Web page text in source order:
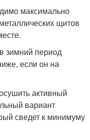
максимально
щитов
зимний период
если он на
активный
вариант
сведет к минимуму